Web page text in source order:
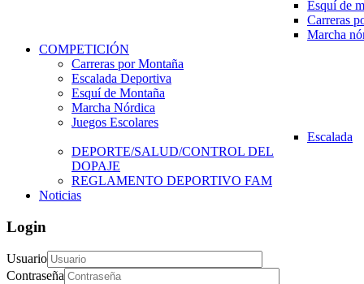
Esquí de
Carreras
Marcha
COMPETICIÓN
Carreras por Montaña
Escalada Deportiva
Esquí de Montaña
Marcha Nórdica
Juegos Escolares
Escalada
DEPORTE/SALUD/CONTROL DEL
DOPAJE
REGLAMENTO DEPORTIVO FAM
Noticias
Login
Usuario
Contraseña